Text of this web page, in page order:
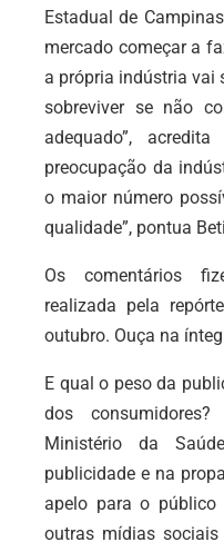
Estadual de
mercado começar a
a própria indústria vai
sobreviver se não
adequado”,
preocupação da
o maior número
qualidade”, pontua
Os comentários
realizada pela
outubro. Ouça na
E qual o peso da
dos
Ministério da
publicidade e na
apelo para o
outras mídias